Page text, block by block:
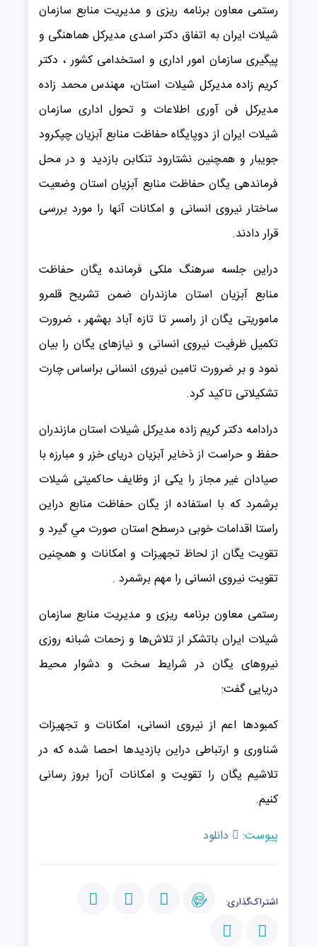
رستمی معاون برنامه ریزی و مدیریت منابع سازمان
شیلات ایران به اتفاق دکتر اسدی مدیرکل هماهنگی و
پیگیری سازمان امور اداری و استخدامی کشور ، دکتر
کریم زاده مدیرکل شیلات استان، مهندس محمد زاده
مدیرکل فن آوری اطلاعات و تحول اداری سازمان
شیلات ایران از دوپایگاه حفاظت منابع آبزیان چپکرود
جویبار و همچنین نشتارود تنکابن بازدید و در محل
فرماندهی یگان حفاظت منابع آبزیان استان وضعیت
ساختار نیروی انسانی و امکانات آنها را مورد بررسی
قرار دادند.
دراین جلسه سرهنگ ملکی فرمانده یگان حفاظت
منابع آبزیان استان مازندران ضمن تشریح قلمرو
ماموریتی یگان از رامسر تا تازه آباد بهشهر ، ضرورت
تکمیل ظرفیت نیروی انسانی و نیازهای یگان را بیان
نمود و بر ضرورت تامین نیروی انسانی براساس چارت
تشکیلاتی تاکید کرد.
درادامه دکتر کریم زاده مدیرکل شیلات استان مازندران
حفظ و حراست از ذخایر آبزیان دریای خزر و مبارزه با
صیادان غیر مجاز را یکی از وظایف حاکمیتی شیلات
برشمرد که با استفاده از یگان حفاظت منابع دراین
راستا اقدامات خوبی درسطح استان صورت مي گيرد و
تقویت یگان از لحاظ تجهیزات و امکانات و همچنین
تقویت نیروی انسانی را مهم برشمرد .
رستمی معاون برنامه ریزی و مدیریت منابع سازمان
شيلات ايران باتشکر از تلاش‌ها و زحمات شبانه روزی
نیروهای یگان در شرایط سخت و دشوار محیط
دریایی گفت:
کمبودها اعم از نیروی انسانی، امکانات و تجهیزات
شناوری و ارتباطی دراین بازدیدها احصا شده که در
تلاشیم یگان را تقویت و امکانات آن‌را بروز رسانی
کنیم.
پیوست:
دانلود
اشتراک‌گذاری: